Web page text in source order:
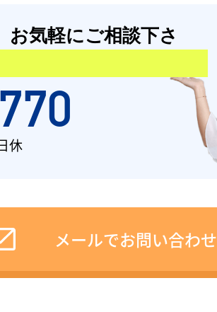
お気軽にご相談下さ
休
メールでお問い合わせ